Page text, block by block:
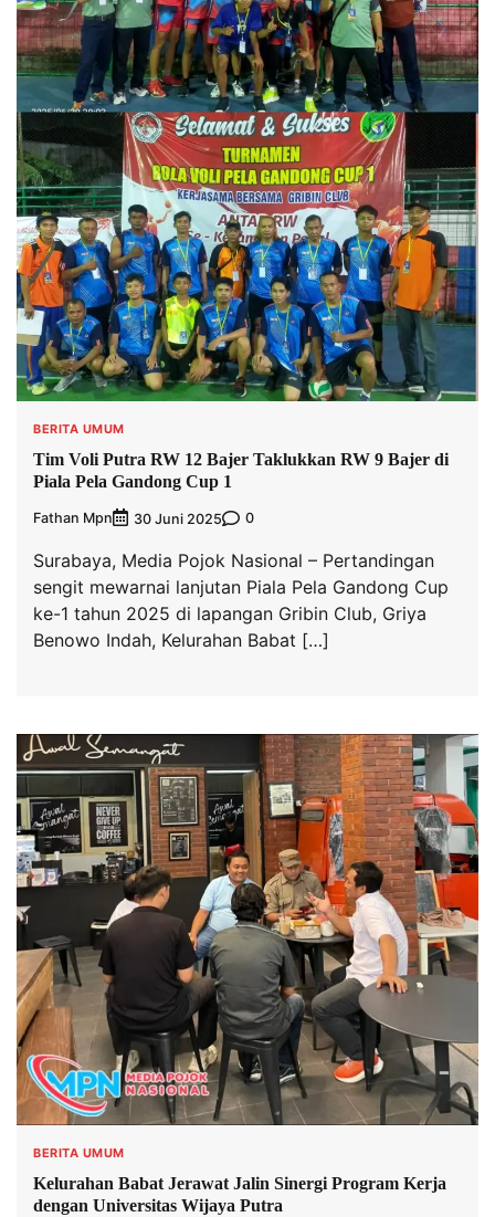
BERITA UMUM
Tim Voli Putra RW 12 Bajer Taklukkan RW 9 Bajer di
Piala Pela Gandong Cup 1
Fathan Mpn 30 Juni 2025 0
Surabaya, Media Pojok Nasional – Pertandingan
sengit mewarnai lanjutan Piala Pela Gandong Cup
ke-1 tahun 2025 di lapangan Gribin Club, Griya
Benowo Indah, Kelurahan Babat […]
BERITA UMUM
Kelurahan Babat Jerawat Jalin Sinergi Program Kerja
dengan Universitas Wijaya Putra